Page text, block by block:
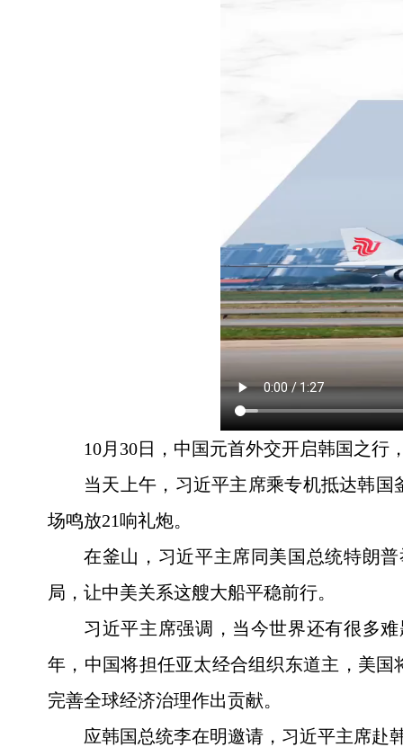
10月30日，中国元首外交开启韩国之行
当天上午，习近平主席乘专机抵达韩
场鸣放21响礼炮。
在釜山，习近平主席同美国总统特朗
局，让中美关系这艘大船平稳前行。
习近平主席强调，当今世界还有很多
年，中国将担任亚太经合组织东道主，美
完善全球经济治理作出贡献。
应韩国总统李在明邀请，习近平主席赴